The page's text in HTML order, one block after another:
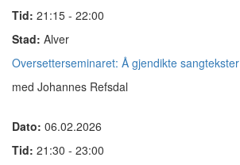
Tid: 21:15 - 22:00
Stad: Alver
Oversetterseminaret: Å gjendikte sangtekster
med Johannes Refsdal
Dato: 06.02.2026
Tid: 21:30 - 23:00